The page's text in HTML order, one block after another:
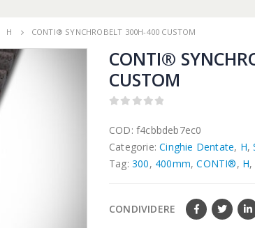
H CONTI® SYNCHROBELT 300H-400 CUSTOM
CONTI®
CUSTOM
COD: f4cbbdeb7ec0
Categorie:Cinghie Dentate, H,
Tag: 300, 400mm,CONTI®, H,
CONDIVIDERE